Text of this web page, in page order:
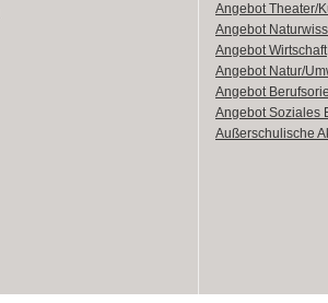
Angebot Theater/
Angebot
Angebot Wirtschaft
Angebot Natur/
Angebot
Angebot Soziales
Außerschulische